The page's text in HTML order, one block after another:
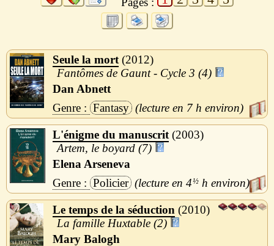
Seule la mort 2012
Fantômes de Gaunt - Cycle 3 (4)
Dan Abnett
Fantasy
7 h
L'énigme du manuscrit 2003
Artem, le boyard (7)
Elena Arseneva
Policier
4½ h
Le temps de la séduction
2010
La famille Huxtable (2)
Mary Balogh